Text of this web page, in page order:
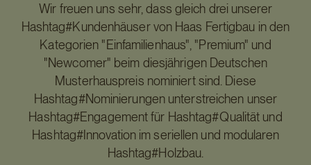
Wir freuen uns sehr, dass gleich drei unserer
Hashtag#Kundenhäuser von Haas Fertigbau in den
Kategorien "Einfamilienhaus", "Premium" und
"Newcomer" beim diesjährigen Deutschen
Musterhauspreis nominiert sind. Diese
Hashtag#Nominierungen unterstreichen unser
Hashtag#Engagement für Hashtag#Qualität und
Hashtag#Innovation im seriellen und modularen
Hashtag#Holzbau.